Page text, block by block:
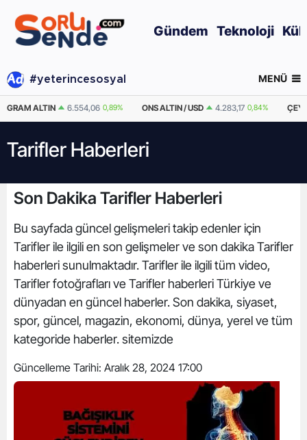
Gündem Teknoloji
#yeterincesosyal MENÜ
GRAM ALTIN 6.554,06 0,89% ONS ALTIN / USD 4.283,17 0,84%
Tarifler Haberleri
Son Dakika Tarifler Haberleri
Bu sayfada güncel gelişmeleri takip edenler için
Tarifler ile ilgili en son gelişmeler ve son dakika Tarifler
haberleri sunulmaktadır. Tarifler ile ilgili tüm video,
Tarifler fotoğrafları ve Tarifler haberleri Türkiye ve
dünyadan en güncel haberler. Son dakika, siyaset,
spor, güncel, magazin, ekonomi, dünya, yerel ve tüm
kategoride haberler. sitemizde
Güncelleme Tarihi: Aralık 28, 2024 17:00